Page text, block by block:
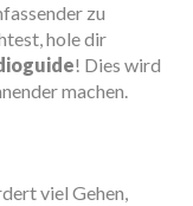
zu
hole dir
! Dies wird
machen.
viel Gehen,